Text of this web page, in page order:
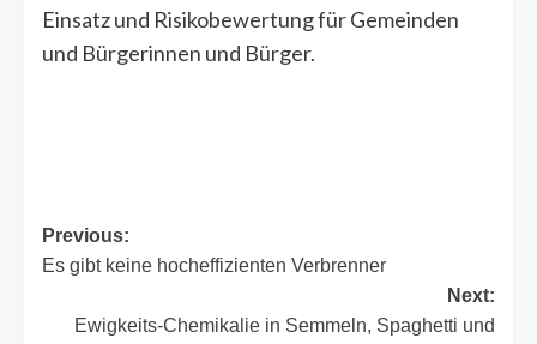
Einsatz und Risikobewertung für Gemeinden
und Bürgerinnen und Bürger.
Post
navigation
Previous:
Es gibt keine hocheffizienten Verbrenner
Next:
Ewigkeits-Chemikalie in Semmeln, Spaghetti und